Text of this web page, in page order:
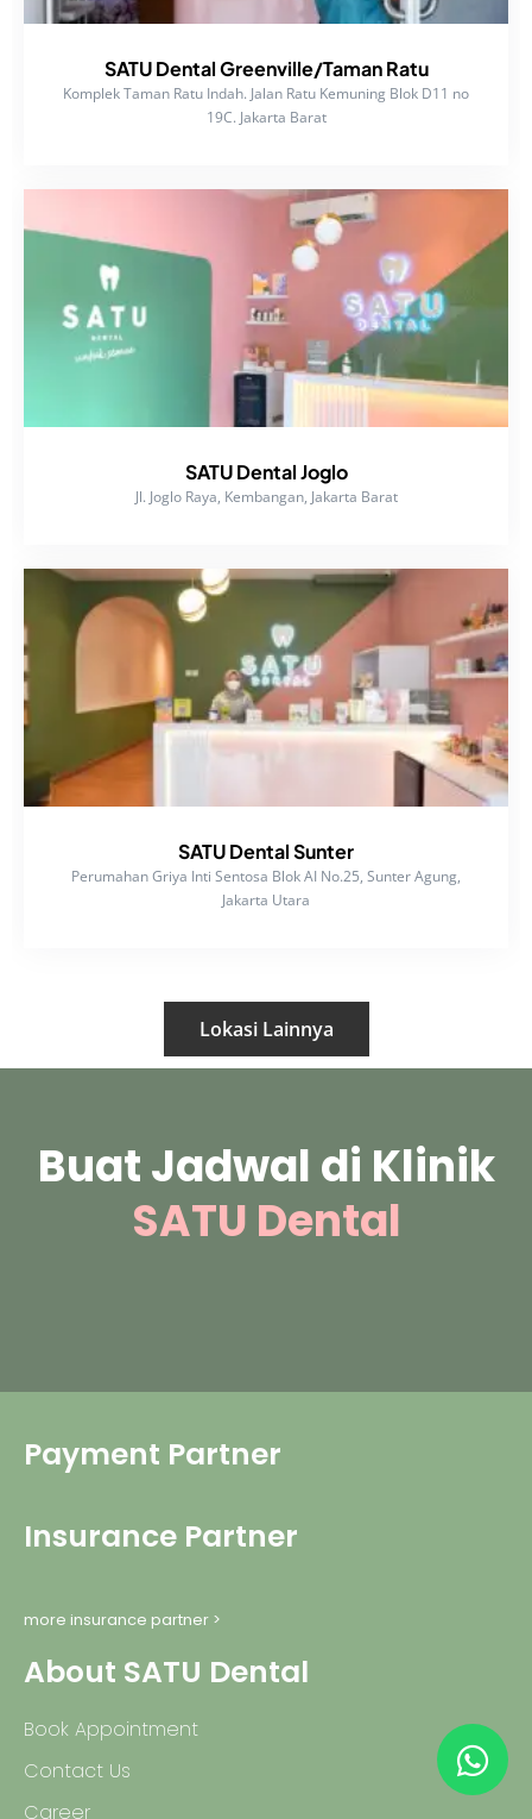
SATU Dental Greenville/Taman Ratu
Komplek Taman Ratu Indah. Jalan Ratu Kemuning Blok D11 no
19C. Jakarta Barat
SATU Dental Joglo
Jl. Joglo Raya, Kembangan, Jakarta Barat
SATU Dental Sunter
Perumahan Griya Inti Sentosa Blok AI No.25, Sunter Agung,
Jakarta Utara
Lokasi Lainnya
Buat Jadwal di Klinik
SATU Dental
Payment Partner
Insurance Partner
more insurance partner >
About SATU Dental
Book Appointment
Contact Us
Career